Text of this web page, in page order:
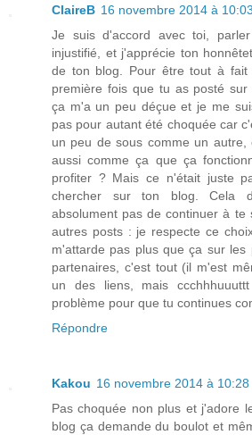
ClaireB 16 novembre 2014 à 10:03
Je suis d'accord avec toi,
injustifié, et j'apprécie ton
de ton blog. Pour être tout à fait
première fois que tu as posté sur
ça m'a un peu déçue et je me
pas pour autant été choquée car
un peu de sous comme un
aussi comme ça que ça
profiter ? Mais ce n'était juste
chercher sur ton blog. Cela
absolument pas de continuer à te
autres posts : je respecte ce
m'attarde pas plus que ça sur
partenaires, c'est tout (il m'est
un des liens, mais
problème pour que tu continues
Répondre
Kakou 16 novembre 2014 à 10:28
Pas choquée non plus et j'adore
blog ça demande du boulot et